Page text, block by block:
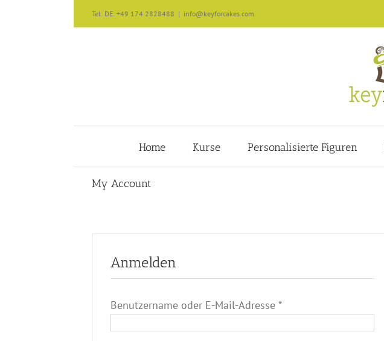
Tel: DE: +49 174 2828488 | info@keyforcakes.com
Home Kurse Personalisierte Figuren
My Account
Anmelden
Benutzername oder E-Mail-Adresse *Erforderlich